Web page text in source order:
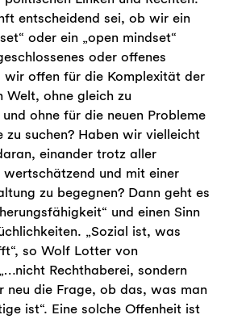
entscheidend sei, ob wir ein
oder ein „open mindset“
oder offenes
wir offen für die Komplexität der
Welt, ohne gleich zu
ohne für die neuen Probleme
zu suchen? Haben wir vielleicht
einander trotz aller
wertschätzend und mit einer
zu begegnen? Dann geht es
und einen Sinn
„Sozial ist, was
so Wolf Lotter von
Rechthaberei, sondern
neu die Frage, ob das, was man
ist“. Eine solche Offenheit ist